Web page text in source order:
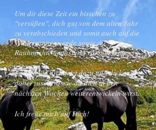
Um dir diese Zeit ein bisschen zu
"versüßen", dich gut von dem alten Jahr
zu verabschieden und somit auch auf die
Wintersonnenwende sowie die
Rauhnächte umfassend vorzubereiten.
Entscheide dich jetzt dazu und du kannst
dabei zusehen, wie du dich in den
nächsten Wochen weiterentwickeln wirst.
Ich freue mich auf Dich!